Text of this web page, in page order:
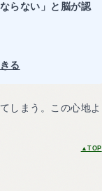
らない」と脳が認
る
しまう。この心地よ
▲TOP